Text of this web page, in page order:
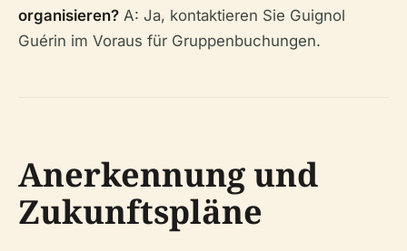
organisieren? A: Ja, kontaktieren Sie Guignol
Guérin im Voraus für Gruppenbuchungen.
Anerkennung und
Zukunftspläne